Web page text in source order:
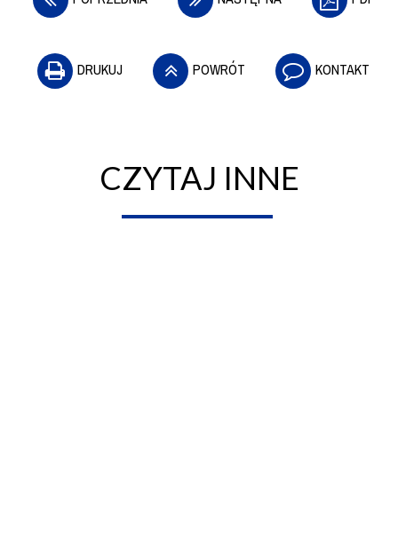
DRUKUJ POWRÓT KONTAKT
CZYTAJ INNE